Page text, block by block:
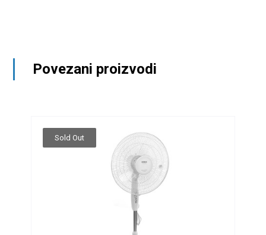
Povezani proizvodi
Sold Out